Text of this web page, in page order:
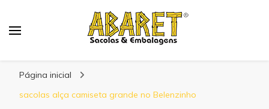
Página inicial
sacolas alça camiseta grande no Belenzinho